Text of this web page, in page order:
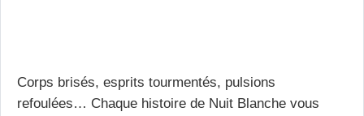
Corps brisés, esprits tourmentés, pulsions
refoulées… Chaque histoire de Nuit Blanche vous